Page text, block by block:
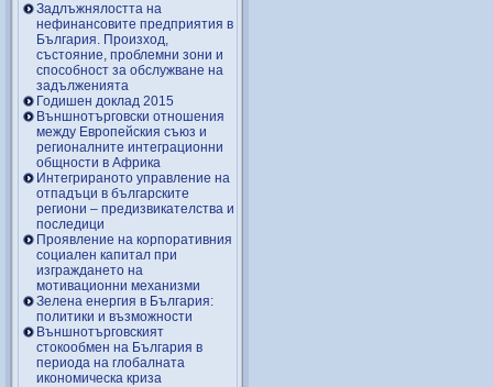
Задлъжнялостта на
нефинансовите предприятия в
България. Произход,
състояние, проблемни зони и
способност за обслужване на
задълженията
Годишен доклад 2015
Външнотърговски отношения
между Европейския съюз и
регионалните интеграционни
общности в Африка
Интегрираното управление на
отпадъци в българските
региони – предизвикателства и
последици
Проявление на корпоративния
социален капитал при
изграждането на
мотивационни механизми
Зелена енергия в България:
политики и възможности
Външнотърговският
стокообмен на България в
периода на глобалната
икономическа криза